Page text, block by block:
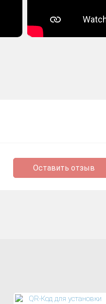
Оставить отзыв